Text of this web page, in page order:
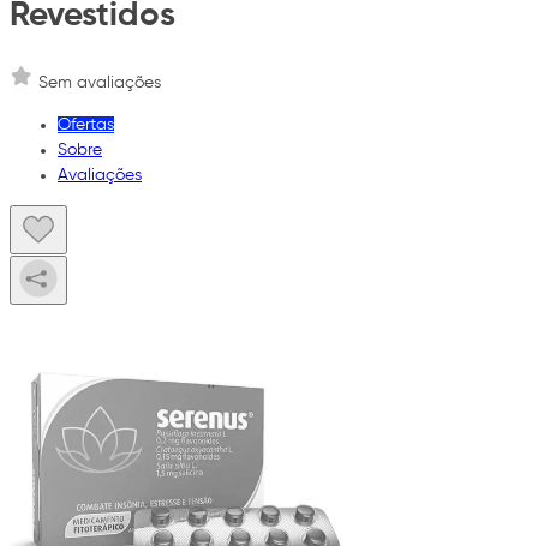
Revestidos
Sem avaliações
Ofertas
Sobre
Avaliações